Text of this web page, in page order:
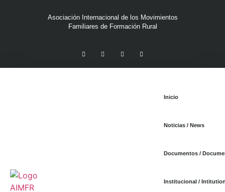
Asociación Internacional de los Movimientos
Familiares de Formación Rural
Inicio
Noticias / News
Documentos /
Institucional /